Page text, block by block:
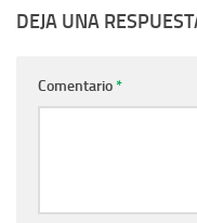
DEJA UNA
Comentario*